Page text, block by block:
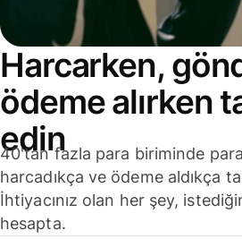
Harcarken,
ödeme alırken
edin
40'tan fazla para biriminde
harcadıkça ve ödeme aldıkça
İhtiyacınız olan her şey,
hesapta.